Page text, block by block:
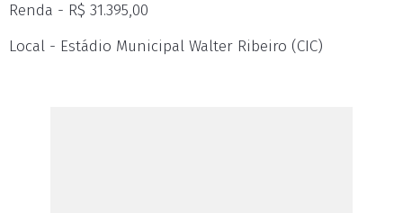
Renda - R$ 31.395,00
Local - Estádio Municipal Walter Ribeiro (CIC)